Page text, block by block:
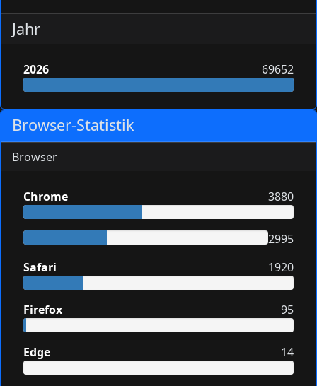
Jahr
2026 69652
Browser-Statistik
Browser
Chrome 3880
2995
Safari
1920
Firefox 95
Edge 14